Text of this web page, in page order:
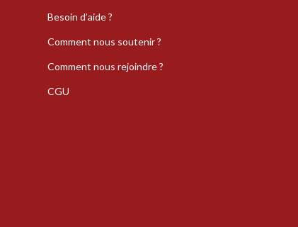
Besoin d’aide ?
Comment nous soutenir ?
Comment nous rejoindre ?
CGU